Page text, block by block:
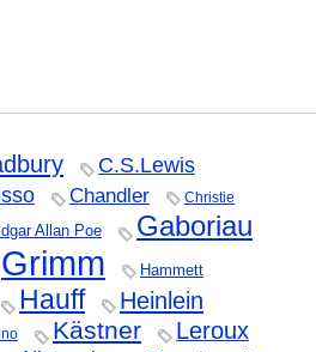
C.S.Lewis
Chandler Christie
Allan Poe Gaboriau
Grimm Hammett
Hauff
Heinlein
Kästner Leroux